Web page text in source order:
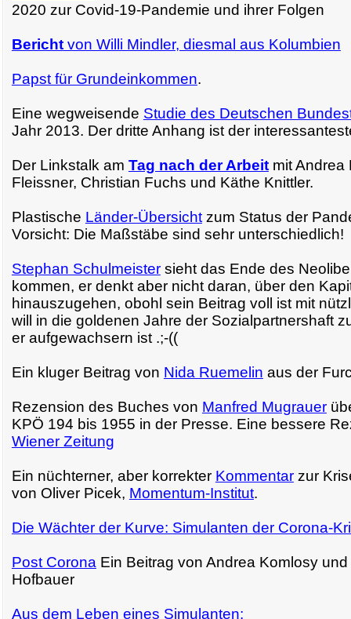
2020 zur Covid-19-Pandemie und ihrer Folgen
Berichtvon Willi Mindler, diesmal aus Kolumbien
Papst für Grundeinkommen.
Eine wegweisende Studie des Deutschen
Jahr 2013. Der dritte Anhang ist der
Der Linkstalk am Tag nach der Arbeitmit Andrea
Fleissner, Christian Fuchs und Käthe Knittler.
Plastische Länder-Übersichtzum Status der
Vorsicht: Die Maßstäbe sind sehr unterschiedlich!
Stephan Schulmeistersieht das Ende des
kommen, er denkt aber nicht daran, über den
hinauszugehen, obohl sein Beitrag voll ist mit
will in die goldenen Jahre der Sozialpartnershaft
er aufgewachsern ist .;-((
Ein kluger Beitrag von Nida Ruemelin aus der
Rezension des Buches von Manfred Mugrauer
KPÖ 194 bis 1955 in der Presse. Eine bessere
Wiener Zeitung
Ein nüchterner, aber korrekter Kommentarzur
von Oliver Picek, Momentum-Institut.
Die Wächter der Kurve: Simulanten der Corona-
Post Corona Ein Beitrag von Andrea Komlosy
Hofbauer
Aus dem Leben eines Simulanten: